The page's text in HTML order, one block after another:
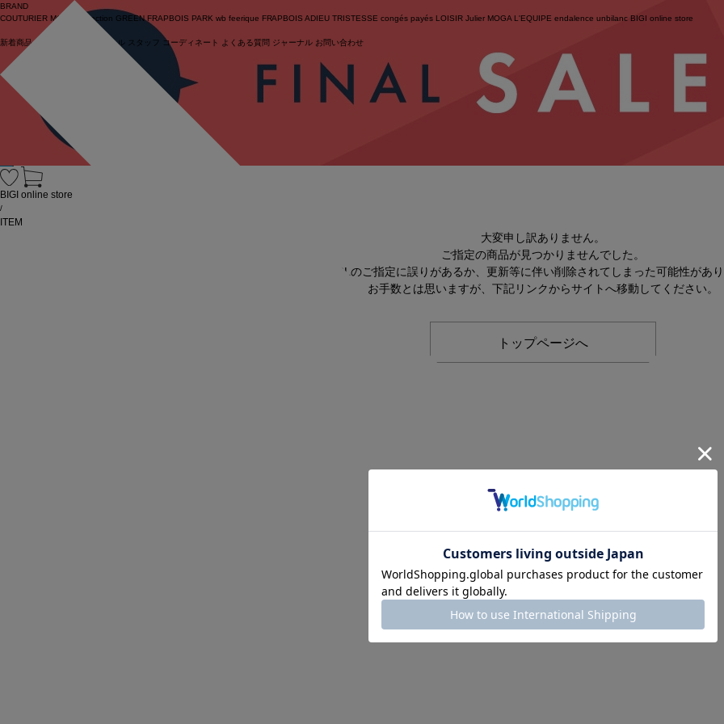
BRAND
COUTURIER MOGA Collection GREEN FRAPBOIS PARK wb feerique FRAPBOIS ADIEU TRISTESSE congés payés LOISIR Julier MOGA L'EQUIPE endalence unbilanc BIGI online store
新着商品 (ライブ) セール スタッフ コーディネート よくある質問 ジャーナル お問い合わせ
BIGI online store
/
ITEM
大変申し訳ありません。
ご指定の商品が見つかりませんでした。
URLのご指定に誤りがあるか、更新等に伴い削除されてしまった可能性があ
お手数とは思いますが、下記リンクからサイトへ移動してください。
トップページへ